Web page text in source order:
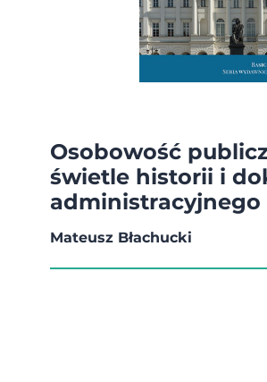
Osobowość
świetle historii i
administracyjnego
Mateusz Błachucki